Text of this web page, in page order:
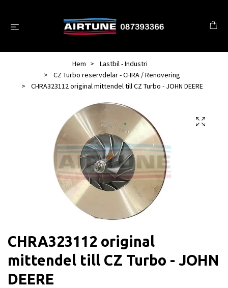
Hem
Lastbil - Industri
CZ Turbo reservdelar - CHRA / Renovering
CHRA323112 original mittendel till CZ Turbo - JOHN DEERE
CHRA323112 original
mittendel till CZ Turbo - JOHN
DEERE